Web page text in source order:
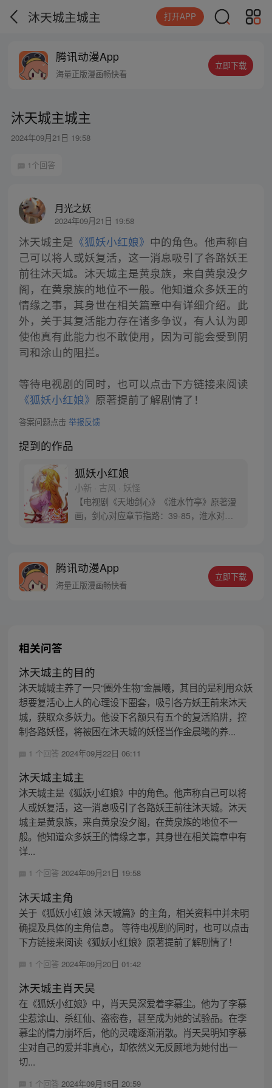
沐天城主城主 打开APP
腾讯动漫App
海量正版漫画畅快看
立即下载
沐天城主城主
2024年09月21日 19:58
1个回答
月光之妖
2024年09月21日 19:58
沐天城主是 《狐妖小红娘》 中的角色。他声称自
己可以将人或妖复活，这一消息吸引了各路妖王
前往沐天城。沐天城主是黄泉族，来自黄泉没夕
阁，在黄泉族的地位不一般。他知道众多妖王的
情缘之事，其身世在相关篇章中有详细介绍。此
外，关于其复活能力存在诸多争议，有人认为即
使他真有此能力也不敢使用，因为可能会受到阴
司和涂山的阻拦。
等待电视剧的同时，也可以点击下方链接来阅读
《狐妖小红娘》 原著提前了解剧情了！
答案问题点击 举报反馈
提到的作品
狐妖小红娘
小新 · 古风 · 妖怪
【电视剧《天地剑心》《淮水竹亭》原著漫
画，剑心对应章节指路：39-85，淮水对应
腾讯动漫App
海量正版漫画畅快看
立即下载
相关问答
沐天城主的目的
沐天城城主养了一只“圈外生物”金晨曦，其目的是利用众妖
想要复活心上人的心理设下圈套，吸引各方妖王前来沐天
城，获取众多妖力。他设下名额只有五个的复活陷阱，控
制各路妖怪，将被困在沐天城的妖怪当作金晨曦的养...
1 个回答 2024年09月22日 06:11
沐天城主城主
沐天城主是《狐妖小红娘》中的角色。他声称自己可以将
人或妖复活，这一消息吸引了各路妖王前往沐天城。沐天
城主是黄泉族，来自黄泉没夕阁，在黄泉族的地位不一
般。他知道众多妖王的情缘之事，其身世在相关篇章中有
详...
1 个回答 2024年09月21日 19:58
沐天城主角
关于《狐妖小红娘 沐天城篇》的主角，相关资料中并未明
确提及具体的主角信息。 等待电视剧的同时，也可以点击
下方链接来阅读《狐妖小红娘》原著提前了解剧情了！
1 个回答 2024年09月20日 01:42
沐天城主肖天昊
在《狐妖小红娘》中，肖天昊深爱着李慕尘。他为了李慕
尘惹涂山、杀红仙、盗密卷，甚至成为她的试验品。在李
慕尘的情力崩坏后，他的灵魂逐渐消散。肖天昊明知李慕
尘对自己的爱并非真心，却依然义无反顾地为她付出一
切...
1 个回答 2024年09月15日 20:59